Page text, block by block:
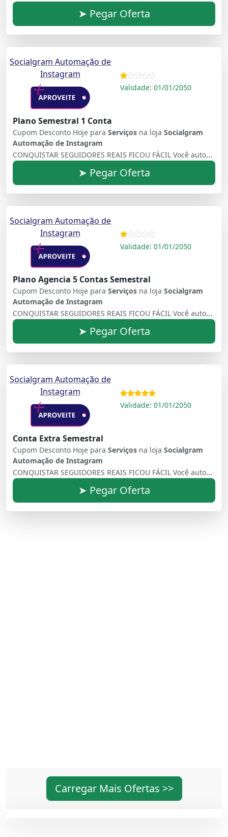
➤ Pegar Oferta
Socialgram Automação de
Instagram
Validade: 01/01/2050
Plano Semestral 1 Conta
Cupom Desconto Hoje para Serviços na loja Socialgram
Automação de Instagram
CONQUISTAR SEGUIDORES REAIS FICOU FÁCIL Você automatiza, conquista e, ainda, transforma seguidores em potenciais clientes
➤ Pegar Oferta
Socialgram Automação de
Instagram
Validade: 01/01/2050
Plano Agencia 5 Contas Semestral
Cupom Desconto Hoje para Serviços na loja Socialgram
Automação de Instagram
CONQUISTAR SEGUIDORES REAIS FICOU FÁCIL Você automatiza, conquista e, ainda, transforma seguidores em potenciais clientes
➤ Pegar Oferta
Socialgram Automação de
Instagram
Validade: 01/01/2050
Conta Extra Semestral
Cupom Desconto Hoje para Serviços na loja Socialgram
Automação de Instagram
CONQUISTAR SEGUIDORES REAIS FICOU FÁCIL Você automatiza, conquista e, ainda, transforma seguidores em potenciais clientes
➤ Pegar Oferta
Carregar Mais Ofertas >>